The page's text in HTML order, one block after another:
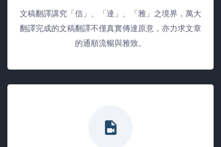
文稿翻譯講究「信」、「達」、「雅」之境界，萬大
翻譯完成的文稿翻譯不僅真實傳達原意，亦力求文章
的通順流暢與雅致。